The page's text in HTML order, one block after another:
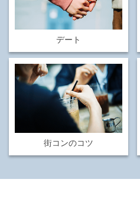
デート
街コンのコツ